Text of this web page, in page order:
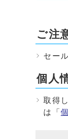
ご注
セー
個人
取得
は「